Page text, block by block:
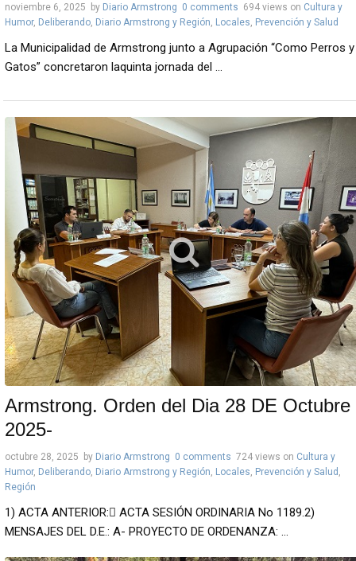
noviembre 6, 2025 by Diario Armstrong 0 comments 694 views on Cultura y
Humor, Deliberando Diario Armstrong y Región Locales Prevención y Salud
La Municipalidad de Armstrong junto a Agrupación “Como Perros y
Gatos” concretaron laquinta jornada del ...
Armstrong. Orden del Dia 28 DE Octubre
2025-
octubre 28, 2025 by Diario Armstrong 0 comments 724 views on Cultura y
Humor, Deliberando, Diario Armstrong y Región, Locales, Prevención y Salud ,
Región
1) ACTA ANTERIOR: ACTA SESIÓN ORDINARIA No 1189.2)
MENSAJES DEL D.E.: A- PROYECTO DE ORDENANZA: ...